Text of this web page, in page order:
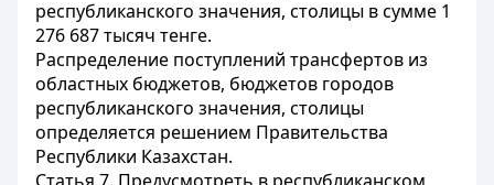
республиканского значения, столицы в сумме 1
276 687 тысяч тенге.
Распределение поступлений трансфертов из
областных бюджетов, бюджетов городов
республиканского значения, столицы
определяется решением Правительства
Республики Казахстан.